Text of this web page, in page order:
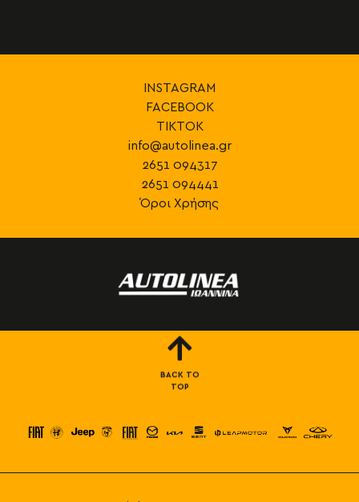
INSTAGRAM
FACEBOOK
TIKTOK
info@autolinea.gr
2651 094317
2651 094441
Όροι Χρήσης
BACK TO